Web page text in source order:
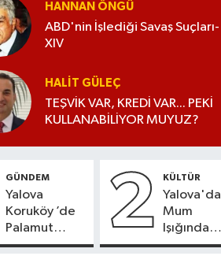
HANNAN ÖNGÜ
ABD'nin İşlediği Savaş Suçları-
XIV
HALIT GÜLEÇ
TEŞVİK VAR, KREDİ VAR... PEKİ
KULLANABİLİYOR MUYUZ?
GÜNDEM
Yalova
Koruköy ’de
Palamut
Sezonu
2 KÜLTÜR
Yalova'da
Mum
Işığında
Konser